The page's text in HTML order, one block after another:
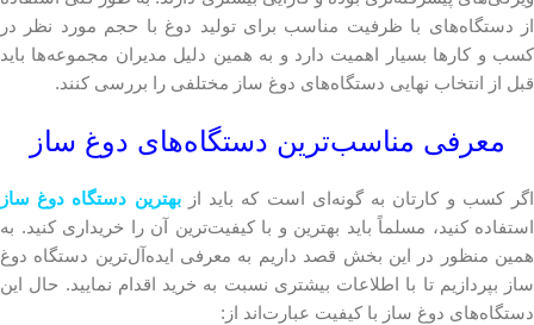
از دستگاه‌های با ظرفیت مناسب برای تولید دوغ با حجم مورد نظر در
کسب و کارها بسیار اهمیت دارد و به همین دلیل مدیران مجموعه‌ها باید
قبل از انتخاب نهایی دستگاه‌های دوغ ساز مختلفی را بررسی کنند.
معرفی مناسب‌ترین دستگاه‌های دوغ ساز
اگر کسب و کارتان به گونه‌ای است که باید ازبهترین دستگاه دوغ ساز
استفاده کنید، مسلماً باید بهترین و با کیفیت‌ترین آن را خریداری کنید. به
همین منظور در این بخش قصد داریم به معرفی ایده‌آل‌ترین دستگاه دوغ
ساز بپردازیم تا با اطلاعات بیشتری نسبت به خرید اقدام نمایید. حال این
دستگاه‌های دوغ ساز با کیفیت عبارت‌اند از: